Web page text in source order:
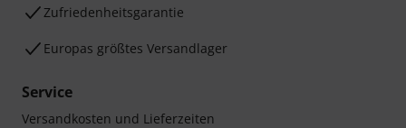
Zufriedenheitsgarantie
Europas größtes Versandlager
Service
Versandkosten und Lieferzeiten